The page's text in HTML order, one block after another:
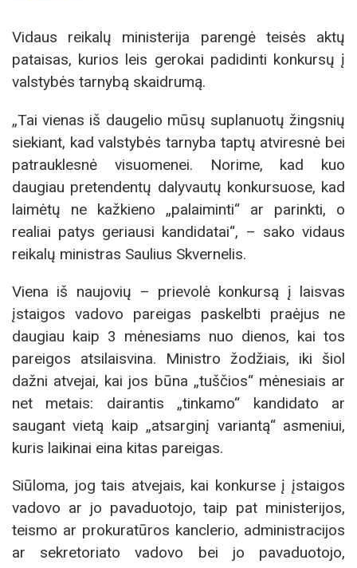
Vidaus reikalų ministerija parengė teisės aktų
pataisas, kurios leis gerokai padidinti konkursų į
valstybės tarnybą skaidrumą.
„Tai vienas iš daugelio mūsų suplanuotų žingsnių
siekiant, kad valstybės tarnyba taptų atviresnė bei
patrauklesnė visuomenei. Norime, kad kuo
daugiau pretendentų dalyvautų konkursuose, kad
laimėtų ne kažkieno „palaiminti“ ar parinkti, o
realiai patys geriausi kandidatai“, – sako vidaus
reikalų ministras Saulius Skvernelis.
Viena iš naujovių – prievolė konkursą į laisvas
įstaigos vadovo pareigas paskelbti praėjus ne
daugiau kaip 3 mėnesiams nuo dienos, kai tos
pareigos atsilaisvina. Ministro žodžiais, iki šiol
dažni atvejai, kai jos būna „tuščios“ mėnesiais ar
net metais: dairantis „tinkamo“ kandidato ar
saugant vietą kaip „atsarginį variantą“ asmeniui,
kuris laikinai eina kitas pareigas.
Siūloma, jog tais atvejais, kai konkurse į įstaigos
vadovo ar jo pavaduotojo, taip pat ministerijos,
teismo ar prokuratūros kanclerio, administracijos
ar sekretoriato vadovo bei jo pavaduotojo,